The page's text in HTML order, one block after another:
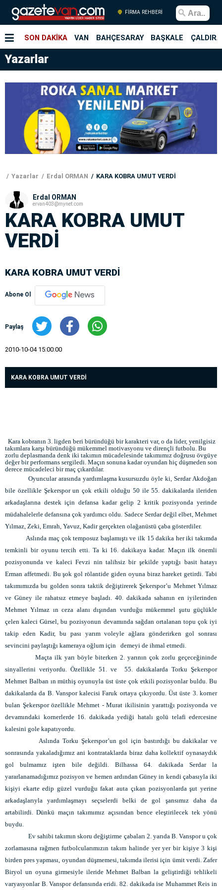
FİRMA REHBERİ
SON DAKİKA VAN BAHÇESARAY BAŞKALE
Yazarlar
Yazarlar Erdal ORMAN KARA KOBRA UMUT VERDİ
Erdal ORMAN
ervan403@mynet.com
KARA KOBRA UMUT
VERDİ
KARA KOBRA UMUT VERDİ
Abone Ol
Paylaş
2010-10-04 15:00:00
KARA KOBRA UMUT VERDİ
Kara kobranın 3. ligden beri büründüğü bir karakteri var, o da lider, yenilgisiz
takımlara karşı büründüğü mükemmel motivasyonu ve dirençli futbolu. Bu
zorlu deplasmanda denk iki takımın mücadelesinde takımımız doğrusu övgüye
değer bir performans sergiledi. Maçın sonuna kadar oyundan hiç düşmeden son
derece mücadeleci bir maç çıkardılar.
Oyuncular arasında yardımlaşma kusursuzdu öyle ki, Serdar Akdoğan
bile özellikle Şekerspor un çok etkili olduğu 50 ile 55. dakikalarda ileriden
arkadaşlarına destek için defansa kadar gelip 2 kritik pozisyonda yerinde
müdahalelerle defansına çok yardımcı oldu. Sadece Serdar değil elbet, Mehmet
Yılmaz, Zeki, Emrah, Yavuz, Kadir gerçekten olağanüstü çaba gösterdiler.
Aslında maç çok temposuz başlamıştı ve ilk 15 dakika her iki takımda
temkinli bir oyunu tercih etti. Ta ki 16. dakikaya kadar. Maçın ilk önemli
pozisyonunda ve kaleci Fevzi nin talihsiz bir şekilde yaptığı basit hatayı
Erman affetmedi. Bu şok gol rölantide giden oyuna biraz hareket getirdi. Tabi
takımımızda bu golden sonra taktik değiştirerek Şekerspor’u Mehmet Yılmaz
ve Güney ile rahatsız etmeye başladı. 40. dakikada sahanın en iyilerinden
Mehmet Yılmaz ın ceza alanı dışından vurduğu mükemmel şutu güçlükle
çelen kaleci Gürsel, bu pozisyonun devamında sağdan ortalanan topu çok iyi
takip eden Kadir, bu pası yarım voleyle ağlara gönderirken gol sonrası
sevincini paylaştığı kameraya oğlum için demeyi de ihmal etmedi.
Maçta ilk yarı böyle biterken 2. yarının çok zorlu geçeceğininde
sinyallerini veriyordu. Özellikle 51. ve 55. dakikalarda Torku Şekerspor
Mehmet Balban ın müthiş oyunuyla üst üste çok etkili pozisyonlar buldu. Bu
dakikalarda da B. Vanspor kalecisi Faruk ortaya çıkıyordu. Üst üste 3. korner
bulan Şekerspor özellikle Mehmet - Murat ikilisinin yarattığı pozisyonda ve
devamındaki kornerlerde 16. dakikada yediği hatalı golü telafi edercesine
kalesini gole kapatıyordu.
Aslında Torku Şekerspor’un gol için bastırdığı bu dakikalar ve
sonrasında yakaladığımız ani kontrataklarda biraz daha kollektif oynasaydık
gol bulmamız işten bile değildi. Bilhassa 64. dakikada Serdar la
yararlanamadığımız pozisyon ve hemen ardından Güney in kendi çabasıyla iki
kişiyi ekarte edip güzel vurduğu fakat auta çıkan pozisyonlarda şut yerine
arkadaşlarıyla yardımlaşmayı seçselerdi belki de gol şansımız daha da
artabilirdi. Dünkü maçın takımımız açısından bence eleştirilecek tek yönü
buydu.
Ev sahibi takımın skoru değiştirme çabaları 2. yarıda B. Vanspor u çok
zorlamasına rağmen futbolcularımızın takım halinde yer yer bir kişiye 3 kişi
birden pres yapması, oyundan düşmemesi, takımda ilerisi için ümit verdi. Zafer
Biryol un oyuna girmesiyle ileride Mehmet Balban la geliştirdiği tehlikeli
varyasyonlar B. Vanspor defansında eridi. 82. dakikada ise Muhammet Reis in